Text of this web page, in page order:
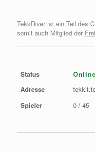
TekkRiver ist ein Teil des
somit auch Mitglied der
Status
Online
Adresse
Spieler 0 / 45